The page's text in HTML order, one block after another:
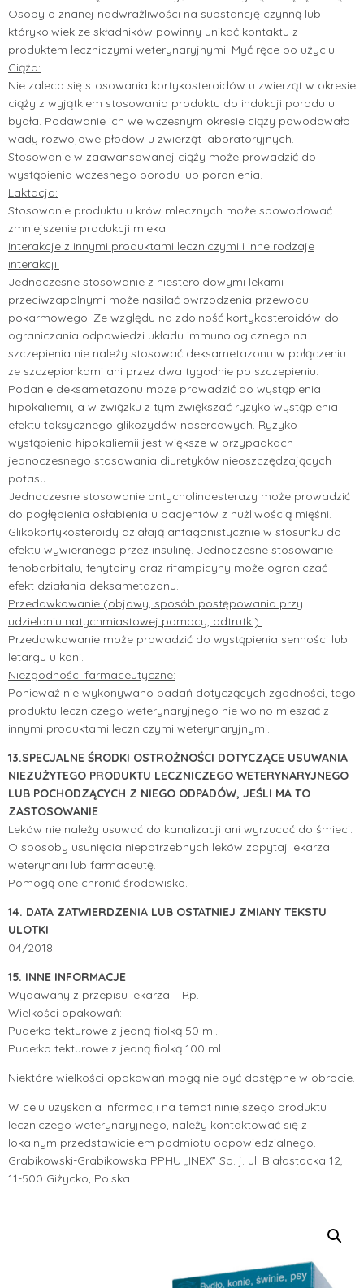
Osoby o znanej nadwrażliwości na substancję czynną lub
którykolwiek ze składników powinny unikać kontaktu z
produktem leczniczymi weterynaryjnymi. Myć ręce po użyciu.
Ciąża:
Nie zaleca się stosowania kortykosteroidów u zwierząt w okresie
ciąży z wyjątkiem stosowania produktu do indukcji porodu u
bydła. Podawanie ich we wczesnym okresie ciąży powodowało
wady rozwojowe płodów u zwierząt laboratoryjnych.
Stosowanie w zaawansowanej ciąży może prowadzić do
wystąpienia wczesnego porodu lub poronienia.
Laktacja:
Stosowanie produktu u krów mlecznych może spowodować
zmniejszenie produkcji mleka.
Interakcje z innymi produktami leczniczymi i inne rodzaje
interakcji:
Jednoczesne stosowanie z niesteroidowymi lekami
przeciwzapalnymi może nasilać owrzodzenia przewodu
pokarmowego. Ze względu na zdolność kortykosteroidów do
ograniczania odpowiedzi układu immunologicznego na
szczepienia nie należy stosować deksametazonu w połączeniu
ze szczepionkami ani przez dwa tygodnie po szczepieniu.
Podanie deksametazonu może prowadzić do wystąpienia
hipokaliemii, a w związku z tym zwiększać ryzyko wystąpienia
efektu toksycznego glikozydów nasercowych. Ryzyko
wystąpienia hipokaliemii jest większe w przypadkach
jednoczesnego stosowania diuretyków nieoszczędzających
potasu.
Jednoczesne stosowanie antycholinoesterazy może prowadzić
do pogłębienia osłabienia u pacjentów z nużliwością mięśni.
Glikokortykosteroidy działają antagonistycznie w stosunku do
efektu wywieranego przez insulinę. Jednoczesne stosowanie
fenobarbitalu, fenytoiny oraz rifampicyny może ograniczać
efekt działania deksametazonu.
Przedawkowanie (objawy, sposób postępowania przy
udzielaniu natychmiastowej pomocy, odtrutki):
Przedawkowanie może prowadzić do wystąpienia senności lub
letargu u koni.
Niezgodności farmaceutyczne:
Ponieważ nie wykonywano badań dotyczących zgodności, tego
produktu leczniczego weterynaryjnego nie wolno mieszać z
innymi produktami leczniczymi weterynaryjnymi.
13.SPECJALNE ŚRODKI OSTROŻNOŚCI DOTYCZĄCE USUWANIA
NIEZUŻYTEGO PRODUKTU LECZNICZEGO WETERYNARYJNEGO
LUB POCHODZĄCYCH Z NIEGO ODPADÓW, JEŚLI MA TO
ZASTOSOWANIE
Leków nie należy usuwać do kanalizacji ani wyrzucać do śmieci.
O sposoby usunięcia niepotrzebnych leków zapytaj lekarza
weterynarii lub farmaceutę.
Pomogą one chronić środowisko.
14. DATA ZATWIERDZENIA LUB OSTATNIEJ ZMIANY TEKSTU
ULOTKI
04/2018
15. INNE INFORMACJE
Wydawany z przepisu lekarza – Rp.
Wielkości opakowań:
Pudełko tekturowe z jedną fiolką 50 ml.
Pudełko tekturowe z jedną fiolką 100 ml.
Niektóre wielkości opakowań mogą nie być dostępne w obrocie.
W celu uzyskania informacji na temat niniejszego produktu
leczniczego weterynaryjnego, należy kontaktować się z
lokalnym przedstawicielem podmiotu odpowiedzialnego.
Grabikowski-Grabikowska PPHU „INEX” Sp. j. ul. Białostocka 12,
11-500 Giżycko, Polska